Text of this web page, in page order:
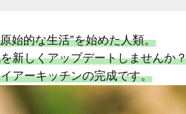
始的な生活”を始めた人類。
新しくアップデートしませんか
アーキッチンの完成です。